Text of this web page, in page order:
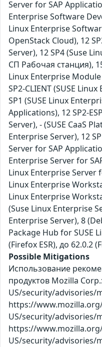
Server for SAP
Enterprise Software
Linux Enterprise
OpenStack Cloud), 12
Server), 12 SP4 (Suse
СП Рабочая станция),
Linux Enterprise
SP2-CLIENT (SUSE
SP1 (SUSE Linux
Applications), 12 SP2-
Server), - (SUSE CaaS
Enterprise Server), 12
Server for SAP
Enterprise Server for
Linux Enterprise Server
Linux Enterprise
Linux Enterprise
(Suse Linux Enterprise
Enterprise Server), 8
Package Hub for SUSE
(Firefox ESR), до 62.0.2
Possible Mitigations
Использование
продуктов Mozilla
US/security/advisories/
https://
US/security/advisories/
https://
US/security/advisories/